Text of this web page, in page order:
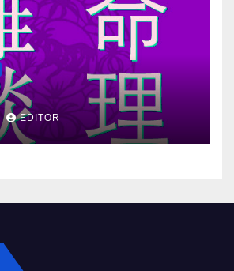
EDITOR